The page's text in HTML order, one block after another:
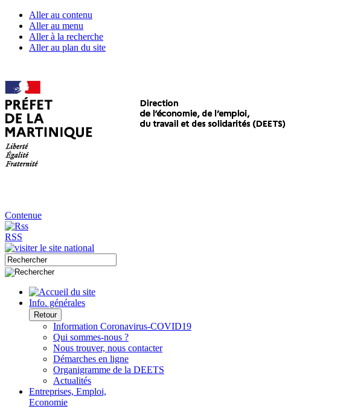
Aller au contenu
Aller au menu
Aller à la recherche
Aller au plan du site
Contenue
RSS
Info. générales
Retour
Information Coronavirus-COVID19
Qui sommes-nous ?
Nous trouver, nous contacter
Démarches en ligne
Organigramme de la DEETS
Actualités
Entreprises, Emploi,
Economie